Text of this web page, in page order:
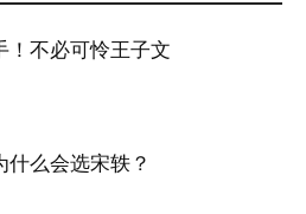
！不必可怜王子文
什么会选宋轶？